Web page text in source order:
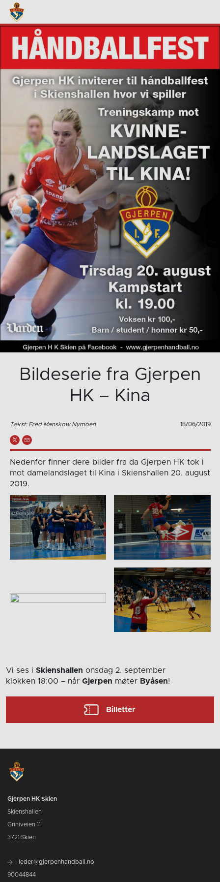
Bildeserie fra Gjerpen
HK – Kina
Tekst: Fred Manskow Nymoen 18/06/2019
Nedenfor finner dere bilder fra da Gjerpen HK tok i
mot damelandslaget til Kina i Skienshallen 20. august
2019.
Vi ses i Skienshallen onsdag 2. september
klokken 18:00 – når Gjerpen møter Byåsen!
Billetter
Gjerpen HK Skien
Skienshallen
Griniveien 11
3721 Skien
leder@gjerpenhandball.no
90044844